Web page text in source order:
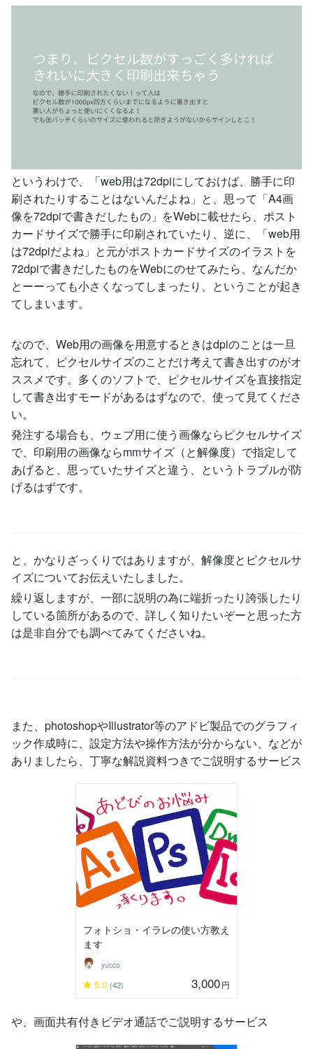
というわけで、「web用は72dpiにしておけば、勝手に印
刷されたりすることはないんだよね」と、思って「A4画
像を72dpiで書きだしたもの」をWebに載せたら、ポスト
カードサイズで勝手に印刷されていたり、逆に、「web用
は72dpiだよね」と元がポストカードサイズのイラストを
72dpiで書きだしたものをWebにのせてみたら、なんだか
とーーっても小さくなってしまったり、ということが起き
てしまいます。
なので、Web用の画像を用意するときはdpiのことは一旦
忘れて、ピクセルサイズのことだけ考えて書き出すのがオ
ススメです。多くのソフトで、ピクセルサイズを直接指定
して書き出すモードがあるはずなので、使って見てくださ
い。
発注する場合も、ウェブ用に使う画像ならピクセルサイズ
で、印刷用の画像ならmmサイズ（と解像度）で指定して
あげると、思っていたサイズと違う、というトラブルが防
げるはずです。
と、かなりざっくりではありますが、解像度とピクセルサ
イズについてお伝えいたしました。
繰り返しますが、一部に説明の為に端折ったり誇張したり
している箇所があるので、詳しく知りたいぞーと思った方
は是非自分でも調べてみてくださいね。
また、photoshopやIllustrator等のアドビ製品でのグラフィ
ック作成時に、設定方法や操作方法が分からない、などが
ありましたら、丁寧な解説資料つきでご説明するサービス
フォトショ・イラレの使い方教え
ます
yucco
5.0 (42) 3,000円
や、画面共有付きビデオ通話でご説明するサービス